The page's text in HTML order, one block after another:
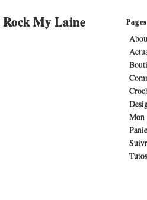
Rock My Laine Pages
Mon